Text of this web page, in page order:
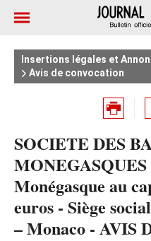
Insertions légales et
Avis de convocation
SOCIETE DES
MONEGASQUES
Monégasque au
euros - Siège
– Monaco - AVIS